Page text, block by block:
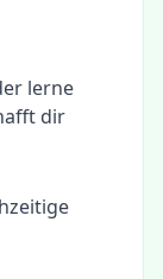
lerne
dir